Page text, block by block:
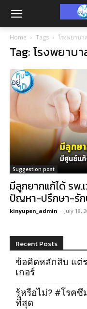
Home Tags โรงพยาบา
Tag: โรงพยาบ
Suggestion post
มีลูกยากแก้ได้ รพ.
ปัญหา-ปรึกษา-รัก
kinyupen_admin - July 18,
Recent Posts
ข้อคิดหลักสิบ แต่
เกอร์
รู้หรือไม่? #โรค
ที่สุด